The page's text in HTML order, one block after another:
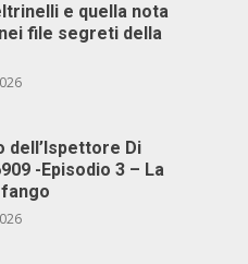
e quella nota
file segreti della
dell’Ispettore Di
-Episodio 3 – La